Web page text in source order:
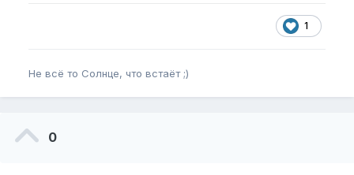
1
Не всё то Солнце, что встаёт ;)
0